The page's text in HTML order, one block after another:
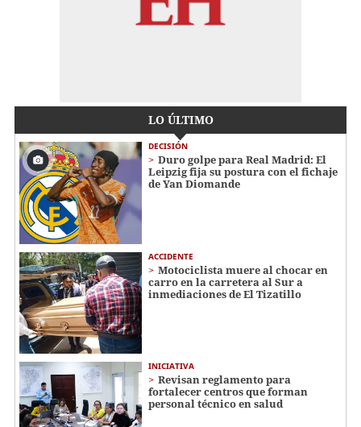
LO ÚLTIMO
DECISIÓN
Duro golpe para Real Madrid: El
Leipzig fija su postura con el fichaje
de Yan Diomande
ACCIDENTE
Motociclista muere al chocar en
carro en la carretera al Sur a
inmediaciones de El Tizatillo
INICIATIVA
Revisan reglamento para
fortalecer centros que forman
personal técnico en salud